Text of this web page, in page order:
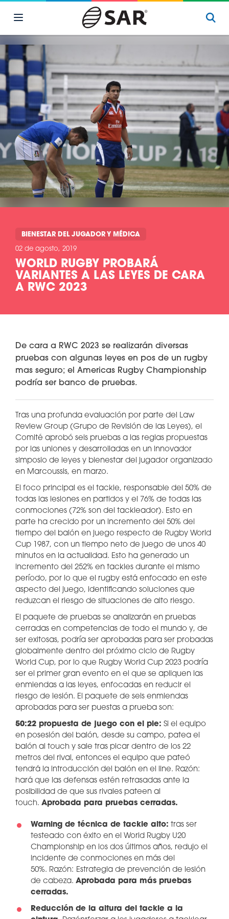
BIENESTAR DEL JUGADOR Y MÉDICA
02 de agosto, 2019
WORLD RUGBY PROBARÁ
VARIANTES A LAS LEYES DE CARA
A RWC 2023
De cara a RWC 2023 se realizarán diversas
pruebas con algunas leyes en pos de un rugby
mas seguro; el Americas Rugby Championship
podría ser banco de pruebas.
Tras una profunda evaluación por parte del Law
Review Group (Grupo de Revisión de las Leyes), el
Comité aprobó seis pruebas a las reglas propuestas
por las uniones y desarrolladas en un innovador
simposio de leyes y bienestar del jugador organizado
en Marcoussis, en marzo.
El foco principal es el tackle, responsable del 50% de
todas las lesiones en partidos y el 76% de todas las
conmociones (72% son del tackleador). Esto en
parte ha crecido por un incremento del 50% del
tiempo del balón en juego respecto de Rugby World
Cup 1987, con un tiempo neto de juego de unos 40
minutos en la actualidad. Esto ha generado un
incremento del 252% en tackles durante el mismo
período, por lo que el rugby está enfocado en este
aspecto del juego, identificando soluciones que
reduzcan el riesgo de situaciones de alto riesgo.
El paquete de pruebas se analizarán en pruebas
cerradas en competencias de todo el mundo y, de
ser exitosas, podría ser aprobadas para ser probadas
globalmente dentro del próximo ciclo de Rugby
World Cup, por lo que Rugby World Cup 2023 podría
ser el primer gran evento en el que se apliquen las
enmiendas a las leyes, enfocadas en reducir el
riesgo de lesión. El paquete de seis enmiendas
aprobadas para ser puestas a prueba son:
50:22 propuesta de juego con el pie: Si el equipo
en posesión del balón, desde su campo, patea el
balón al touch y sale tras picar dentro de los 22
metros del rival, entonces el equipo que pateó
tendrá la introducción del balón en el line. Razón:
hará que las defensas estén retrasadas ante la
posibilidad de que sus rivales pateen al
touch. Aprobada para pruebas cerradas.
Warning de técnica de tackle alto: tras ser
testeado con éxito en el World Rugby U20
Championship en los dos últimos años, redujo el
incidente de conmociones en más del
50%. Razón: Estrategia de prevención de lesión
de cabeza. Aprobada para más pruebas
cerradas.
Reducción de la altura del tackle a la